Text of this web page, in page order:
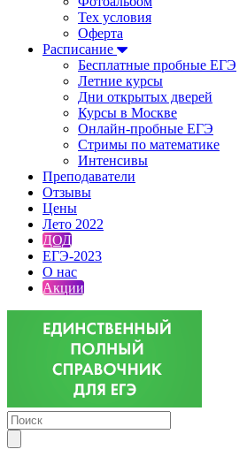
Тех условия
Оферта
Расписание
Бесплатные пробные ЕГЭ
Летние курсы
Дни открытых дверей
Курсы в Москве
Онлайн-пробные ЕГЭ
Стримы по математике
Интенсивы
Преподаватели
Отзывы
Цены
Лето 2022
ДОД
ЕГЭ-2023
О нас
Акции